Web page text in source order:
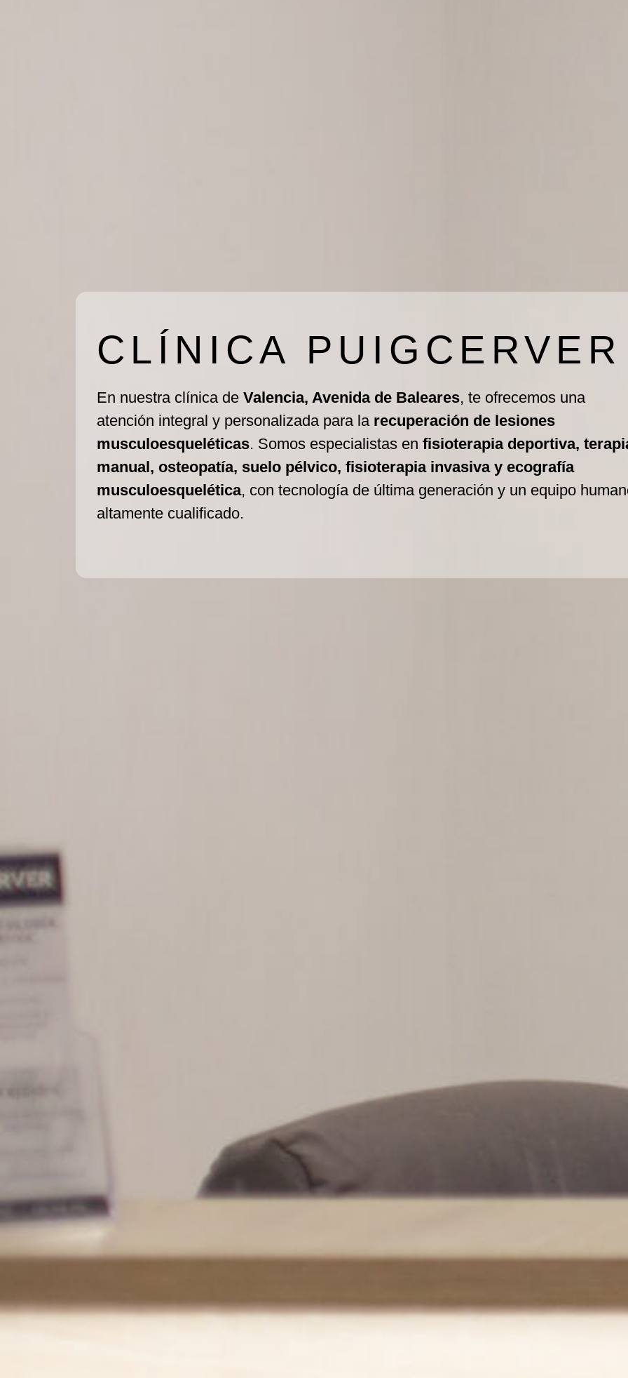
CLÍNICA PUIGCERVER
En nuestra clínica de Valencia, Avenida de Baleares, te ofrecemos una
atención integral y personalizada para la recuperación de lesiones
musculoesqueléticas. Somos especialistas en fisioterapia deportiva,
manual, osteopatía, suelo pélvico, fisioterapia invasiva y ecografía
musculoesquelética, con tecnología de última generación y un equipo
altamente cualificado.